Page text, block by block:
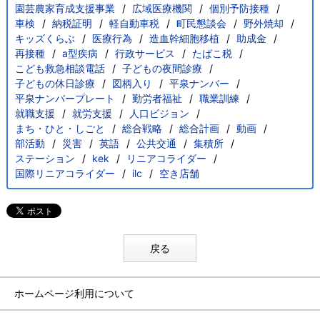
園芸農家育成支援事業
広域医療機関
個別予防接種
車検
納税証明 軽自動車税 町民懇談会
野外焼却
キッズくらぶ
医療行為 造血幹細胞移植
助成金
再接種
a型疾病 行政サービス
たばこ税
こども救急相談電話
子どもの夜間診療
子どもの休日診療
図柄入り
平泉ナンバー
平泉ナンバープレート
勤労者福祉
職業訓練
就職支援
就労支援
人口ビジョン
まち・ひと・しごと
総合戦略 総合計画
動画
部活動
災害 英語 公共交通
集積所
ステーション
kek
リニアコライダー
国際リニアコライダー
ilc 空き店舗
戻る
ホームページ利用について